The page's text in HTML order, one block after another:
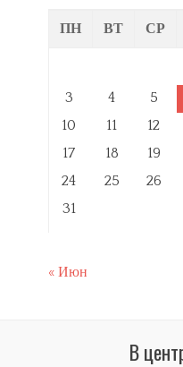
ПН ВТ СР
3 4 5
10
11 12
17
18 19
24
25 26
31
« Июн
В